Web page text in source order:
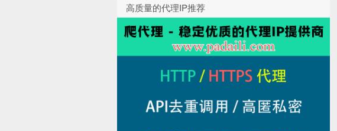
高质量的代理IP推荐